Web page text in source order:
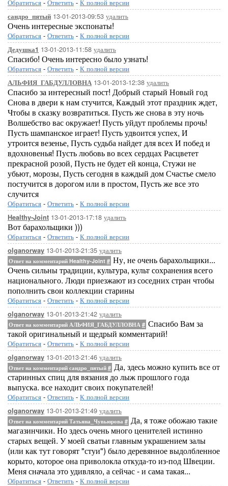
Обратиться - Ответить - К полной версии
сандро_пятый 13-01-2013-09:53 удалить
Очень интересные экспонаты!
Обратиться - Ответить - К полной версии
Дедушка1 13-01-2013-11:58 удалить
Спасибо! Очень интересно было узнать!
Обратиться - Ответить - К полной версии
АЛЬФИЯ_ГАБДУЛЛОВНА 13-01-2013-12:38 удалить
Спасибо за интересный пост! Добрый старый Новый год
Снова в двери к нам стучится, Каждый этот праздник ждет,
Чтобы в сказку возвратиться. Пусть же снова в эту ночь
Волшебство вас окружает! Пусть уйдут проблемы прочь!
Пусть шампанское играет! Пусть удвоится успех, И
утроится везенье, Пусть судьба найдет для всех И побед и
вдохновенья! Пусть любовь во всех сердцах Расцветет
прекрасной розой, Пусть не будет ей конца, Стужи не
убьют, морозы, Пусть сегодня в каждый дом Счастье смело
постучится в дорогом или в простом, Пусть же все это
случится
Обратиться - Ответить - К полной версии
Healthy-Joint 13-01-2013-17:18 удалить
Вот барахольщики )))
Обратиться - Ответить - К полной версии
olganorway 13-01-2013-21:35 удалить
Ответ на комментарий Healthy-Joint # Ну, не очень барахольщики...
Очень сильны традиции, культура, культ сохранения всего
национального. Люди приезжают из соседних стран чтобы
пополнить свои коллекции старины
Обратиться - Ответить - К полной версии
olganorway 13-01-2013-21:42 удалить
Ответ на комментарий АЛЬФИЯ_ГАБДУЛЛОВНА # Спасибо Вам за
такой оригинальный и щедрый комментарий!
Обратиться - Ответить - К полной версии
olganorway 13-01-2013-21:46 удалить
Ответ на комментарий сандро_пятый # Да, здесь можно купить все от
старинных спиц для вязания до лыж прошлого года
выпуска. все находит своих покупателей!
Обратиться - Ответить - К полной версии
olganorway 13-01-2013-21:49 удалить
Ответ на комментарий Татьяна_Чувьюрова # Да, я тоже обожаю такие
магазинчики. Но здесь очень много ценителей истинно
старых вещей. У моей сватьи главным украшением залы
(или как тут говорят "стуи") было деревянное выдолбленное
корыто, которое она приволокла откуда-то из-под Швеции.
Меня сначала это удивляло, а сейчас - и сама такая...
Обратиться - Ответить - К полной версии